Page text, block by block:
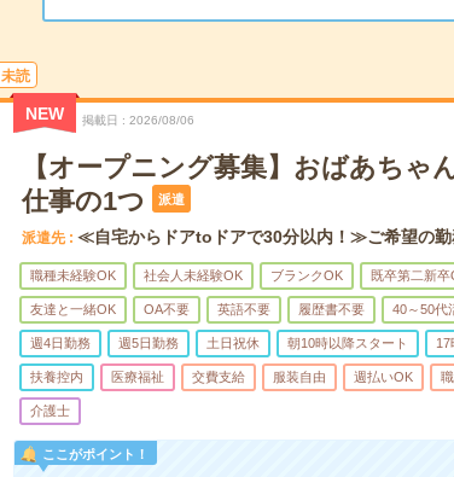
未読
NEW 掲載日 2026/08/06
【オープニング募集】おばあちゃ
仕事の1つ
派遣
派遣先 ≪自宅からドアtoドアで30分以内！≫ご希望の勤
職種未経験OK 社会人未経験OK ブランクOK 既卒第二新卒
友達と一緒OK OA不要 英語不要 履歴書不要 40～50代
週4日勤務 週5日勤務 土日祝休 朝10時以降スタート 17
扶養控内 医療福祉 交費支給 服装自由 週払いOK
介護士
ここがポイント！